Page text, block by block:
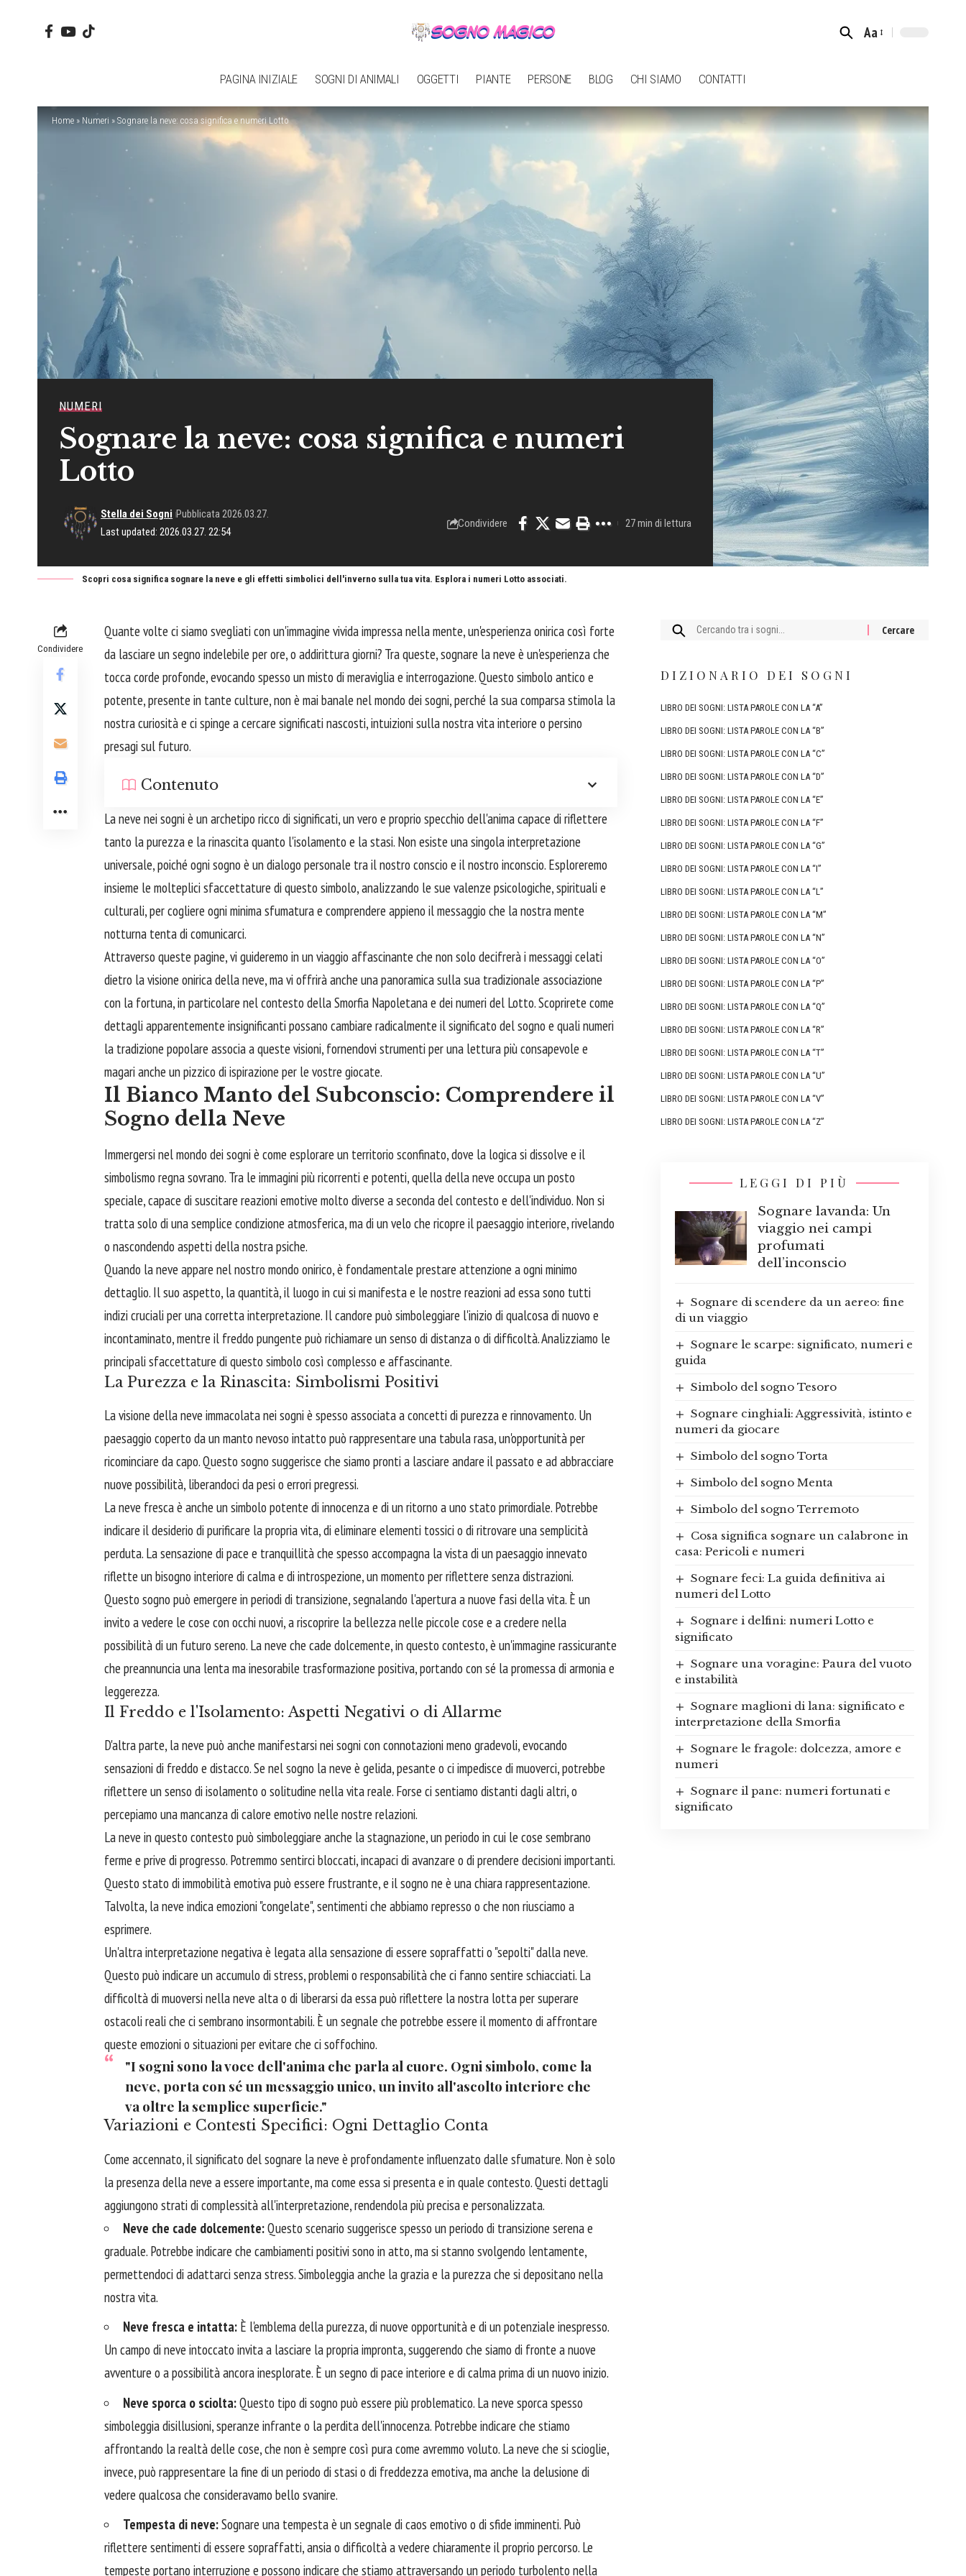
Font
Aa
PAGINA INIZIALE SOGNI DI ANIMALI OGGETTI PIANTE PERSONE BLOG CHI SIAMO CONTATTI
Home » Numeri » Sognare la neve: cosa significa e numeri Lotto
NUMERI
Sognare la neve: cosa significa e numeri
Lotto
Last updated: 2026.03.27. 22:54
Stella dei Sogni Pubblicata 2026.03.27.
Condividere 27 min di lettura
Scopri cosa significa sognare la neve e gli effetti simbolici dell'inverno sulla tua vita. Esplora i numeri Lotto associati.
Condividere
Quante volte ci siamo svegliati con un'immagine vivida impressa nella mente, un'esperienza onirica così forte
da lasciare un segno indelebile per ore, o addirittura giorni? Tra queste, sognare la neve è un'esperienza che
tocca corde profonde, evocando spesso un misto di meraviglia e interrogazione. Questo simbolo antico e
potente, presente in tante culture, non è mai banale nel mondo dei sogni, perché la sua comparsa stimola la
nostra curiosità e ci spinge a cercare significati nascosti, intuizioni sulla nostra vita interiore o persino
presagi sul futuro.
Contenuto
La neve nei sogni è un archetipo ricco di significati, un vero e proprio specchio dell'anima capace di riflettere
tanto la purezza e la rinascita quanto l'isolamento e la stasi. Non esiste una singola interpretazione
universale, poiché ogni sogno è un dialogo personale tra il nostro conscio e il nostro inconscio. Esploreremo
insieme le molteplici sfaccettature di questo simbolo, analizzando le sue valenze psicologiche, spirituali e
culturali, per cogliere ogni minima sfumatura e comprendere appieno il messaggio che la nostra mente
notturna tenta di comunicarci.
Attraverso queste pagine, vi guideremo in un viaggio affascinante che non solo decifrerà i messaggi celati
dietro la visione onirica della neve, ma vi offrirà anche una panoramica sulla sua tradizionale associazione
con la fortuna, in particolare nel contesto della Smorfia Napoletana e dei numeri del Lotto. Scoprirete come
dettagli apparentemente insignificanti possano cambiare radicalmente il significato del sogno e quali numeri
la tradizione popolare associa a queste visioni, fornendovi strumenti per una lettura più consapevole e
magari anche un pizzico di ispirazione per le vostre giocate.
Il Bianco Manto del Subconscio: Comprendere il
Sogno della Neve
Immergersi nel mondo dei sogni è come esplorare un territorio sconfinato, dove la logica si dissolve e il
simbolismo regna sovrano. Tra le immagini più ricorrenti e potenti, quella della neve occupa un posto
speciale, capace di suscitare reazioni emotive molto diverse a seconda del contesto e dell'individuo. Non si
tratta solo di una semplice condizione atmosferica, ma di un velo che ricopre il paesaggio interiore, rivelando
o nascondendo aspetti della nostra psiche.
Quando la neve appare nel nostro mondo onirico, è fondamentale prestare attenzione a ogni minimo
dettaglio. Il suo aspetto, la quantità, il luogo in cui si manifesta e le nostre reazioni ad essa sono tutti
indizi cruciali per una corretta interpretazione. Il candore può simboleggiare l'inizio di qualcosa di nuovo e
incontaminato, mentre il freddo pungente può richiamare un senso di distanza o di difficoltà. Analizziamo le
principali sfaccettature di questo simbolo così complesso e affascinante.
La Purezza e la Rinascita: Simbolismi Positivi
La visione della neve immacolata nei sogni è spesso associata a concetti di purezza e rinnovamento. Un
paesaggio coperto da un manto nevoso intatto può rappresentare una tabula rasa, un'opportunità per
ricominciare da capo. Questo sogno suggerisce che siamo pronti a lasciare andare il passato e ad abbracciare
nuove possibilità, liberandoci da pesi o errori pregressi.
La neve fresca è anche un simbolo potente di innocenza e di un ritorno a uno stato primordiale. Potrebbe
indicare il desiderio di purificare la propria vita, di eliminare elementi tossici o di ritrovare una semplicità
perduta. La sensazione di pace e tranquillità che spesso accompagna la vista di un paesaggio innevato
riflette un bisogno interiore di calma e di introspezione, un momento per riflettere senza distrazioni.
Questo sogno può emergere in periodi di transizione, segnalando l'apertura a nuove fasi della vita. È un
invito a vedere le cose con occhi nuovi, a riscoprire la bellezza nelle piccole cose e a credere nella
possibilità di un futuro sereno. La neve che cade dolcemente, in questo contesto, è un'immagine rassicurante
che preannuncia una lenta ma inesorabile trasformazione positiva, portando con sé la promessa di armonia e
leggerezza.
Il Freddo e l'Isolamento: Aspetti Negativi o di Allarme
D'altra parte, la neve può anche manifestarsi nei sogni con connotazioni meno gradevoli, evocando
sensazioni di freddo e distacco. Se nel sogno la neve è gelida, pesante o ci impedisce di muoverci, potrebbe
riflettere un senso di isolamento o solitudine nella vita reale. Forse ci sentiamo distanti dagli altri, o
percepiamo una mancanza di calore emotivo nelle nostre relazioni.
La neve in questo contesto può simboleggiare anche la stagnazione, un periodo in cui le cose sembrano
ferme e prive di progresso. Potremmo sentirci bloccati, incapaci di avanzare o di prendere decisioni importanti.
Questo stato di immobilità emotiva può essere frustrante, e il sogno ne è una chiara rappresentazione.
Talvolta, la neve indica emozioni "congelate", sentimenti che abbiamo represso o che non riusciamo a
esprimere.
Un'altra interpretazione negativa è legata alla sensazione di essere sopraffatti o "sepolti" dalla neve.
Questo può indicare un accumulo di stress, problemi o responsabilità che ci fanno sentire schiacciati. La
difficoltà di muoversi nella neve alta o di liberarsi da essa può riflettere la nostra lotta per superare
ostacoli reali che ci sembrano insormontabili. È un segnale che potrebbe essere il momento di affrontare
queste emozioni o situazioni per evitare che ci soffochino.
"I sogni sono la voce dell'anima che parla al cuore. Ogni simbolo, come la
neve, porta con sé un messaggio unico, un invito all'ascolto interiore che
va oltre la semplice superficie."
Variazioni e Contesti Specifici: Ogni Dettaglio Conta
Come accennato, il significato del sognare la neve è profondamente influenzato dalle sfumature. Non è solo
la presenza della neve a essere importante, ma come essa si presenta e in quale contesto. Questi dettagli
aggiungono strati di complessità all'interpretazione, rendendola più precisa e personalizzata.
Neve che cade dolcemente:Questo scenario suggerisce spesso un periodo di transizione serena e
graduale. Potrebbe indicare che cambiamenti positivi sono in atto, ma si stanno svolgendo lentamente,
permettendoci di adattarci senza stress. Simboleggia anche la grazia e la purezza che si depositano nella
nostra vita.
Neve fresca e intatta: È l'emblema della purezza, di nuove opportunità e di un potenziale inespresso.
Un campo di neve intoccato invita a lasciare la propria impronta, suggerendo che siamo di fronte a nuove
avventure o a possibilità ancora inesplorate. È un segno di pace interiore e di calma prima di un nuovo inizio.
Neve sporca o sciolta:Questo tipo di sogno può essere più problematico. La neve sporca spesso
simboleggia disillusioni, speranze infrante o la perdita dell'innocenza. Potrebbe indicare che stiamo
affrontando la realtà delle cose, che non è sempre così pura come avremmo voluto. La neve che si scioglie,
invece, può rappresentare la fine di un periodo di stasi o di freddezza emotiva, ma anche la delusione di
vedere qualcosa che consideravamo bello svanire.
Tempesta di neve:Sognare una tempesta è un segnale di caos emotivo o di sfide imminenti. Può
riflettere sentimenti di essere sopraffatti, ansia o difficoltà a vedere chiaramente il proprio percorso. Le
tempeste portano interruzione e possono indicare che stiamo attraversando un periodo turbolento nella
Cercare:
DIZIONARIO DEI SOGNI
LIBRO DEI SOGNI: LISTA PAROLE CON LA “A”
LIBRO DEI SOGNI: LISTA PAROLE CON LA “B”
LIBRO DEI SOGNI: LISTA PAROLE CON LA “C”
LIBRO DEI SOGNI: LISTA PAROLE CON LA “D”
LIBRO DEI SOGNI: LISTA PAROLE CON LA “E”
LIBRO DEI SOGNI: LISTA PAROLE CON LA “F”
LIBRO DEI SOGNI: LISTA PAROLE CON LA “G”
LIBRO DEI SOGNI: LISTA PAROLE CON LA “I”
LIBRO DEI SOGNI: LISTA PAROLE CON LA “L”
LIBRO DEI SOGNI: LISTA PAROLE CON LA “M”
LIBRO DEI SOGNI: LISTA PAROLE CON LA “N”
LIBRO DEI SOGNI: LISTA PAROLE CON LA “O”
LIBRO DEI SOGNI: LISTA PAROLE CON LA “P”
LIBRO DEI SOGNI: LISTA PAROLE CON LA “Q”
LIBRO DEI SOGNI: LISTA PAROLE CON LA “R”
LIBRO DEI SOGNI: LISTA PAROLE CON LA “T”
LIBRO DEI SOGNI: LISTA PAROLE CON LA “U”
LIBRO DEI SOGNI: LISTA PAROLE CON LA “V”
LIBRO DEI SOGNI: LISTA PAROLE CON LA “Z”
LEGGI DI PIÙ
Sognare lavanda: Un
viaggio nei campi
profumati
dell’inconscio
Sognare di scendere da un aereo: fine
di un viaggio
Sognare le scarpe: significato, numeri e
guida
Simbolo del sogno Tesoro
Sognare cinghiali: Aggressività, istinto e
numeri da giocare
Simbolo del sogno Torta
Simbolo del sogno Menta
Simbolo del sogno Terremoto
Cosa significa sognare un calabrone in
casa: Pericoli e numeri
Sognare feci: La guida definitiva ai
numeri del Lotto
Sognare i delfini: numeri Lotto e
significato
Sognare una voragine: Paura del vuoto
e instabilità
Sognare maglioni di lana: significato e
interpretazione della Smorfia
Sognare le fragole: dolcezza, amore e
numeri
Sognare il pane: numeri fortunati e
significato